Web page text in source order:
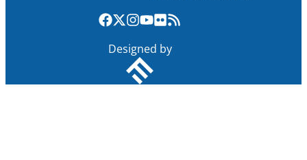
Designed by